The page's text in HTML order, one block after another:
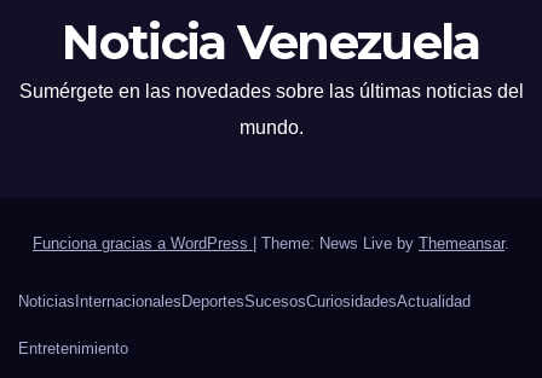
Noticia Venezuela
Sumérgete en las novedades sobre las últimas noticias del
mundo.
Funciona gracias a WordPress | Theme: News Live by Themeansar.
Noticias Internacionales DeportesSucesosCuriosidadesActualidad
Entretenimiento